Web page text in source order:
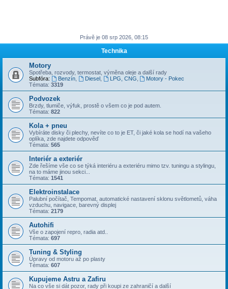
Právě je 08 srp 2026, 08:15
Technika
Motory
Spotřeba, rozvody, termostat, výměna oleje a další rady
Subfóra:
Benzín, Diesel, LPG, CNG
Motory - Pokec
Témata: 3319
Podvozek
Brzdy, tlumiče, výfuk, prostě o všem co je pod autem.
Témata: 822
Kola + pneu
Vybíráte disky či plechy, nevíte co to je ET, či jaké kola se hodí na vašeho
oplíka, zde najdete odpověď
Témata: 565
Interiér a exteriér
Zde řešíme vše co se týká interiéru a exteriéru mimo tzv. tuningu a stylingu,
na to máme jinou sekci...
Témata: 1541
Elektroinstalace
Palubní počítač, Tempomat, automatické nastavení sklonu světlometů, váha
vzduchu, navigace, barevný displej
Témata: 2179
Autohifi
Vše o zapojení repro, radia atd..
Témata: 697
Tuning & Styling
Úpravy od motoru až po plasty
Témata: 607
Kupujeme Astru a Zafiru
Na co vše si dát pozor, rady při koupi ze zahraničí a další